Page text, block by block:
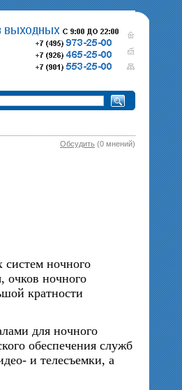
•
Обсудить (0 мнений)
ночного
очков ночного
кратности
для ночного
обеспечения служб
и телесъемки, а